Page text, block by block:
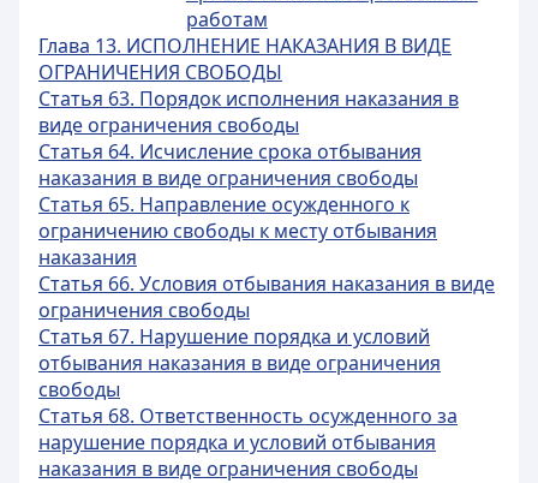
работам
Глава 13. ИСПОЛНЕНИЕ НАКАЗАНИЯ В ВИДЕ
ОГРАНИЧЕНИЯ СВОБОДЫ
Статья 63. Порядок исполнения наказания в
виде ограничения свободы
Статья 64. Исчисление срока отбывания
наказания в виде ограничения свободы
Статья 65. Направление осужденного к
ограничению свободы к месту отбывания
наказания
Статья 66. Условия отбывания наказания в виде
ограничения свободы
Статья 67. Нарушение порядка и условий
отбывания наказания в виде ограничения
свободы
Статья 68. Ответственность осужденного за
нарушение порядка и условий отбывания
наказания в виде ограничения свободы